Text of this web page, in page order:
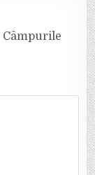
Câmpurile